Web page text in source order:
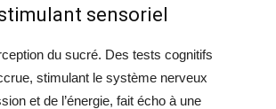
sensoriel
du sucré. Des tests cognitifs
stimulant le système nerveux
et de l’énergie, fait écho à une